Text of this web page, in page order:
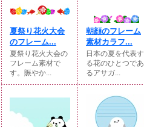
夏祭り花火大会
のフレーム...
夏祭り花火大会の
フレーム素材で
す。賑やか...
朝顔のフレーム
素材カラフ...
日本の夏を代表す
る花のひとつであ
るアサガ...